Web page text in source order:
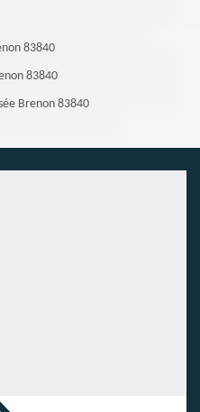
83840
83840
Brenon 83840